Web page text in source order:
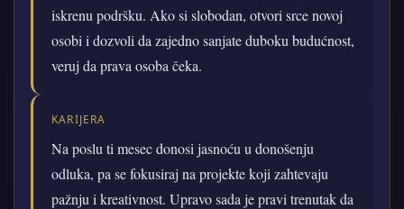
iskrenu podršku. Ako si slobodan, otvori srce novoj
osobi i dozvoli da zajedno sanjate duboku budućnost,
veruj da prava osoba čeka.
KARIJERA
Na poslu ti mesec donosi jasnoću u donošenju
odluka, pa se fokusiraj na projekte koji zahtevaju
pažnju i kreativnost. Upravo sada je pravi trenutak da